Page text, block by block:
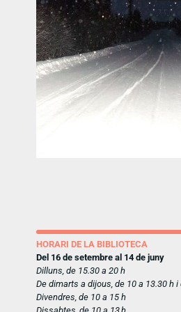
HORARI DE LA BIBLIOTECA
Del 16 de setembre al 14 de juny
Dilluns, de 15.30 a 20 h
De dimarts a dijous, de 10 a 13.30 h i
Divendres, de 10 a 15 h